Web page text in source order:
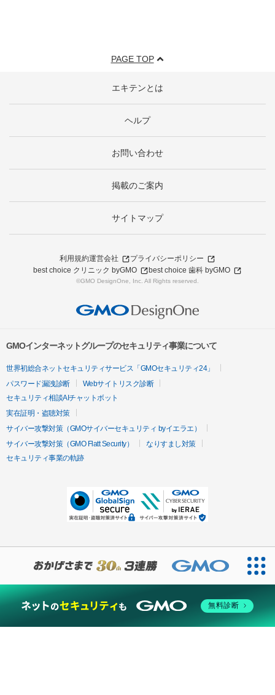
PAGE TOP
エキテンとは
ヘルプ
お問い合わせ
掲載のご案内
サイトマップ
利用規約運営会社
プライバシーポリシー
best choice クリニック byGMO
best choice 歯科 byGMO
©GMO DesignOne, Inc. All Rights reserved.
GMOインターネットグループのセキュリティ事業について
世界初総合ネットセキュリティサービス「GMOセキュリティ24」
パスワード漏洩診断
Webサイトリスク診断
セキュリティ相談AIチャットボット
実在証明・盗聴対策
サイバー攻撃対策（GMOサイバーセキュリティ byイエラエ）
サイバー攻撃対策（GMO Flatt Security）
なりすまし対策
セキュリティ事業の軌跡
無料診断